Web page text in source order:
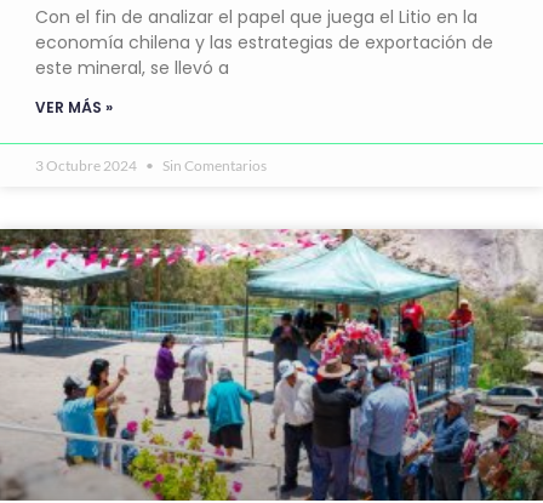
Con el fin de analizar el papel que juega el Litio en la
economía chilena y las estrategias de exportación de
este mineral, se llevó a
VER MÁS »
3 Octubre 2024 Sin Comentarios